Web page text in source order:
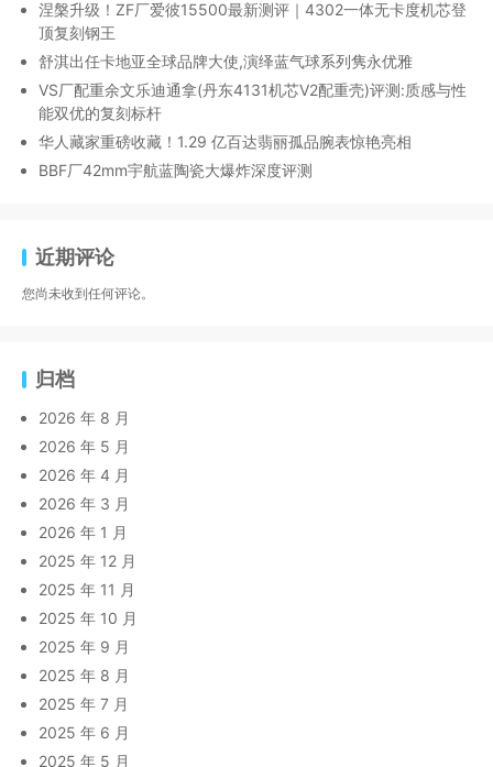
涅槃升级！ZF厂爱彼15500最新测评｜4302一体无卡度机芯登
顶复刻钢王
舒淇出任卡地亚全球品牌大使,演绎蓝气球系列隽永优雅
VS厂配重余文乐迪通拿(丹东4131机芯V2配重壳)评测:质感与性
能双优的复刻标杆
华人藏家重磅收藏！1.29 亿百达翡丽孤品腕表惊艳亮相
BBF厂42mm宇航蓝陶瓷大爆炸深度评测
近期评论
您尚未收到任何评论。
归档
2026 年 8 月
2026 年 5 月
2026 年 4 月
2026 年 3 月
2026 年 1 月
2025 年 12 月
2025 年 11 月
2025 年 10 月
2025 年 9 月
2025 年 8 月
2025 年 7 月
2025 年 6 月
2025 年 5 月